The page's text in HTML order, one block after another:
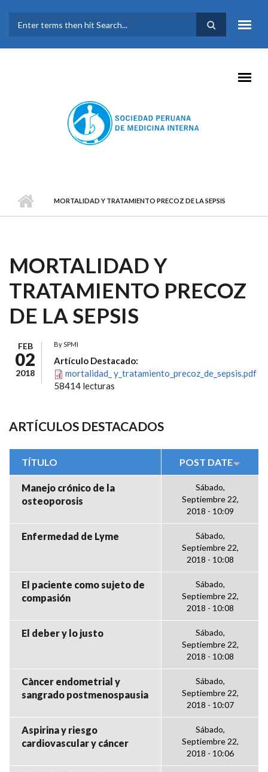
FORMULARIO DE
BÚSQUEDA
MORTALIDAD Y TRATAMIENTO PRECOZ DE LA SEPSIS
MORTALIDAD Y
TRATAMIENTO PRECOZ
DE LA SEPSIS
FEB
02
2018
BySPMI
Artículo Destacado:
mortalidad_ y_tratamiento_precoz_de_sepsis.pdf
58414 lecturas
ARTÍCULOS DESTACADOS
TÍTULO POST DATE
Manejo crónico de la
osteoporosis
Sábado,
Septiembre 22,
2018 - 10:09
Enfermedad de Lyme
Sábado,
Septiembre 22,
2018 - 10:08
El paciente como sujeto de
compasión
Sábado,
Septiembre 22,
2018 - 10:08
El deber y lo justo
Sábado,
Septiembre 22,
2018 - 10:08
Càncer endometrial y
sangrado postmenospausia
Sábado,
Septiembre 22,
2018 - 10:07
Aspirina y riesgo
cardiovascular y cáncer
Sábado,
Septiembre 22,
2018 - 10:06